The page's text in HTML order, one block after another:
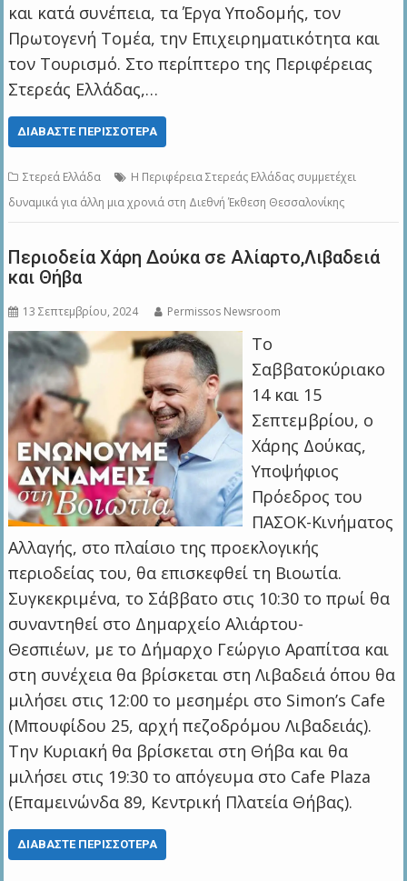
και κατά συνέπεια, τα Έργα Υποδομής, τον
Πρωτογενή Τομέα, την Επιχειρηματικότητα και
τον Τουρισμό. Στο περίπτερο της Περιφέρειας
Στερεάς Ελλάδας,…
ΔΙΑΒΆΣΤΕ ΠΕΡΙΣΣΌΤΕΡΑ
Στερεά Ελλάδα
Η Περιφέρεια Στερεάς Ελλάδας συμμετέχει
δυναμικά για άλλη μια χρονιά στη Διεθνή Έκθεση Θεσσαλονίκης
Περιοδεία Χάρη Δούκα σε Αλίαρτο,Λιβαδειά
και Θήβα
13 Σεπτεμβρίου, 2024 Permissos Newsroom
To
Σαββατοκύριακο
14 και 15
Σεπτεμβρίου, ο
Χάρης Δούκας,
Υποψήφιος
Πρόεδρος του
ΠΑΣΟΚ-Κινήματος
Αλλαγής, στο πλαίσιο της προεκλογικής
περιοδείας του, θα επισκεφθεί τη Βιοωτία.
Συγκεκριμένα, το Σάββατο στις 10:30 το πρωί θα
συναντηθεί στο Δημαρχείο Αλιάρτου-
Θεσπιέων, με το Δήμαρχο Γεώργιο Αραπίτσα και
στη συνέχεια θα βρίσκεται στη Λιβαδειά όπου θα
μιλήσει στις 12:00 το μεσημέρι στο Simon’s Cafe
(Μπουφίδου 25, αρχή πεζοδρόμου Λιβαδειάς).
Την Κυριακή θα βρίσκεται στη Θήβα και θα
μιλήσει στις 19:30 το απόγευμα στο Cafe Plaza
(Επαμεινώνδα 89, Κεντρική Πλατεία Θήβας).
ΔΙΑΒΆΣΤΕ ΠΕΡΙΣΣΌΤΕΡΑ